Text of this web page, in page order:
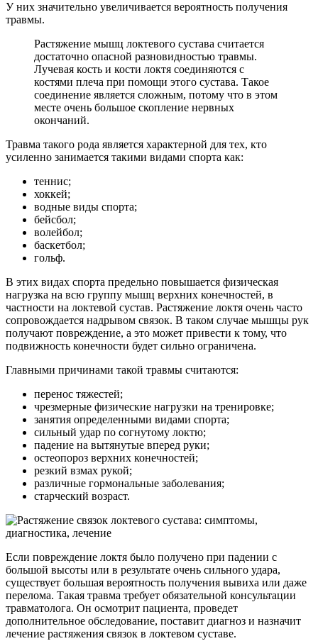
У них значительно увеличивается вероятность получения
травмы.
Растяжение мышц локтевого сустава считается
достаточно опасной разновидностью травмы.
Лучевая кость и кости локтя соединяются с
костями плеча при помощи этого сустава. Такое
соединение является сложным, потому что в этом
месте очень большое скопление нервных
окончаний.
Травма такого рода является характерной для тех, кто
усиленно занимается такими видами спорта как:
теннис;
хоккей;
водные виды спорта;
бейсбол;
волейбол;
баскетбол;
гольф.
В этих видах спорта предельно повышается физическая
нагрузка на всю группу мышц верхних конечностей, в
частности на локтевой сустав. Растяжение локтя очень часто
сопровождается надрывом связок. В таком случае мышцы рук
получают повреждение, а это может привести к тому, что
подвижность конечности будет сильно ограничена.
Главными причинами такой травмы считаются:
перенос тяжестей;
чрезмерные физические нагрузки на тренировке;
занятия определенными видами спорта;
сильный удар по согнутому локтю;
падение на вытянутые вперед руки;
остеопороз верхних конечностей;
резкий взмах рукой;
различные гормональные заболевания;
старческий возраст.
Если повреждение локтя было получено при падении с
большой высоты или в результате очень сильного удара,
существует большая вероятность получения вывиха или даже
перелома. Такая травма требует обязательной консультации
травматолога. Он осмотрит пациента, проведет
дополнительное обследование, поставит диагноз и назначит
лечение растяжения связок в локтевом суставе.